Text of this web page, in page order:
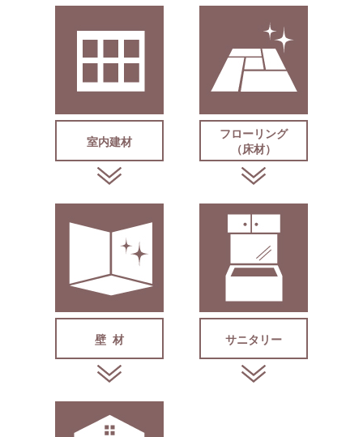
室内建材
フローリング
（床材）
壁 材 サニタリー